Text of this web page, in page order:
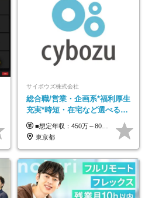
サイボウズ株式会社
総合職/営業・企画系*福利厚生
充実*時短・在宅など選べる働
き方*賞与年2回
■想定年収：450万～800万円（基本給12ヶ月分＋賞与2ヶ月分） ※上記想定年収はフルタイムの働き方を想定しています。 それ以外の働き方（勤務日数、時短、固定残業時間数の変更など）の場合 上記想定年収の支給を確約するものではありません ※賞与は全社の業績に応じて変動の可能性があります ※ご経験・スキルを考慮のうえ、当社規定により優遇します （試用期間3ヶ月有/給与・待遇に差異なし） ■昇給年1回 ■賞与年2回（2月・8月）
東京都